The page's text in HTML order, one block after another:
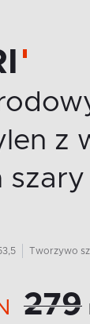
z
szary
Tworzywo
279